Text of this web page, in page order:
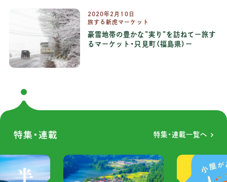
2020年2月10日
旅する新虎マーケット
豪雪地帯の豊かな”実り”を訪ねてー旅す
るマーケット・只見町（福島県）ー
特集・連載 特集・連載一覧へ